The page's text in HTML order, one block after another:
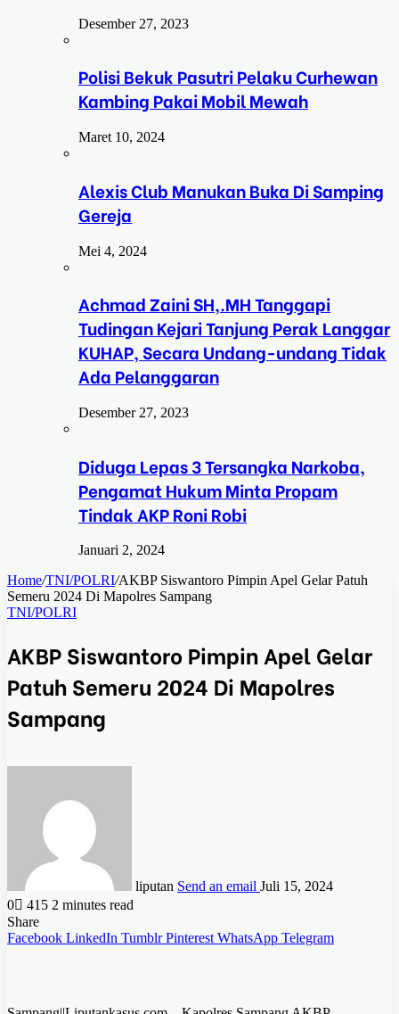
Desember 27, 2023
Polisi Bekuk Pasutri Pelaku Curhewan
Kambing Pakai Mobil Mewah
Maret 10, 2024
Alexis Club Manukan Buka Di Samping
Gereja
Mei 4, 2024
Achmad Zaini SH,.MH Tanggapi
Tudingan Kejari Tanjung Perak Langgar
KUHAP, Secara Undang-undang Tidak
Ada Pelanggaran
Desember 27, 2023
Diduga Lepas 3 Tersangka Narkoba,
Pengamat Hukum Minta Propam
Tindak AKP Roni Robi
Januari 2, 2024
Home/TNI/POLRI/AKBP Siswantoro Pimpin Apel Gelar Patuh
Semeru 2024 Di Mapolres Sampang
TNI/POLRI
AKBP Siswantoro Pimpin Apel Gelar
Patuh Semeru 2024 Di Mapolres
Sampang
liputan Send an email Juli 15, 2024
0
415 2 minutes read
Share
Facebook LinkedIn Tumblr Pinterest WhatsApp Telegram